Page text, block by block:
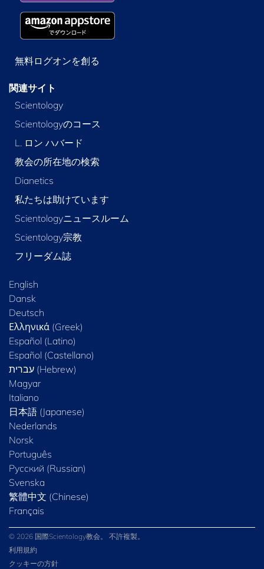
無料ログオンを創る
関連サイト
Scientology
Scientologyのコース
L. ロン ハバード
教会の所在地の検索
Dianetics
私たちは助けています
Scientologyニュースルーム
Scientology宗教
フリーダム誌
English
Dansk
Deutsch
Ελληνικά (Greek)
Español (Latino)
Español (Castellano)
Magyar
Italiano
日本語 (Japanese)
Nederlands
Norsk
Português
Русский (Russian)
Svenska
繁體中文 (Chinese)
Français
© 2026 国際Scientology教会。 不許複製。
利用規約
クッキーの方針